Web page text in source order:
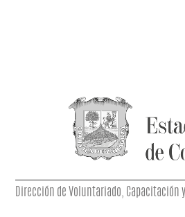
Dirección de Voluntariado, Capacitación